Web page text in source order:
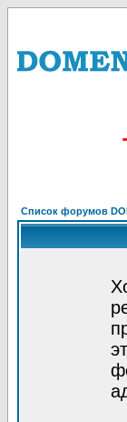
Список форумов